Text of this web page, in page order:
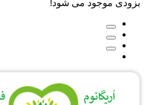
بزودی موجود می شود!